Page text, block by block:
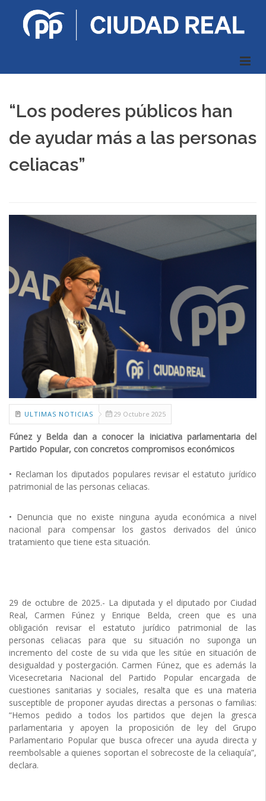
“Los poderes públicos han
de ayudar más a las personas
celiacas”
ULTIMAS NOTICIAS 29 Octubre 2025
Fúnez y Belda dan a conocer la iniciativa parlamentaria del
Partido Popular, con concretos compromisos económicos
• Reclaman los diputados populares revisar el estatuto jurídico
patrimonial de las personas celiacas.
• Denuncia que no existe ninguna ayuda económica a nivel
nacional para compensar los gastos derivados del único
tratamiento que tiene esta situación.
29 de octubre de 2025.- La diputada y el diputado por Ciudad
Real, Carmen Fúnez y Enrique Belda, creen que es una
obligación revisar el estatuto jurídico patrimonial de las
personas celiacas para que su situación no suponga un
incremento del coste de su vida que les sitúe en situación de
desigualdad y postergación. Carmen Fúnez, que es además la
Vicesecretaria Nacional del Partido Popular encargada de
cuestiones sanitarias y sociales, resalta que es una materia
susceptible de proponer ayudas directas a personas o familias:
“Hemos pedido a todos los partidos que dejen la gresca
parlamentaria y apoyen la proposición de ley del Grupo
Parlamentario Popular que busca ofrecer una ayuda directa y
reembolsable a quienes soportan el sobrecoste de la celiaquía”,
declara.